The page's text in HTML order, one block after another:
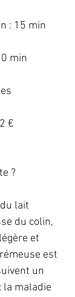
: 15 min
min
€
?
lait
du colin,
et
est
un
la maladie